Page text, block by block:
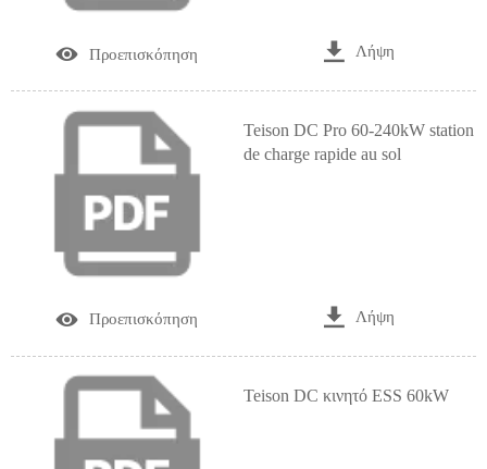
 Προεπισκόπηση  Λήψη
Teison DC Pro 60-240kW station
de charge rapide au sol
 Προεπισκόπηση  Λήψη
Teison DC κινητό ESS 60kW